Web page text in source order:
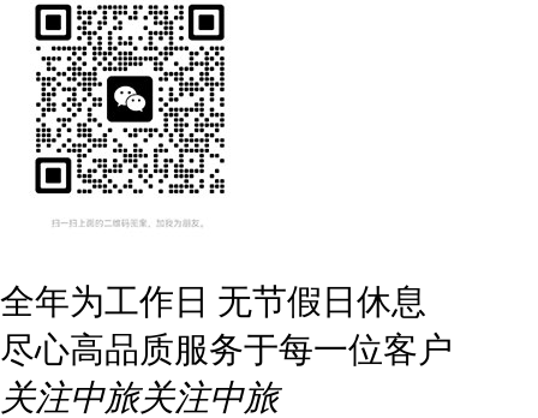
全年为工作日 无节假日休息
尽心高品质服务于每一位客户
关注中旅关注中旅